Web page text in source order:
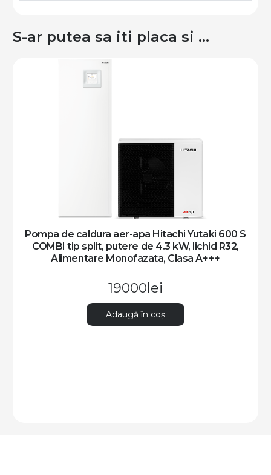
S-ar putea sa iti placa si …
Pompa de caldura aer-apa Hitachi Yutaki 600 S
COMBI tip split, putere de 6 kW, lichid R32,
Alimentare Monofazata, Clasa A+++
19350lei
Adaugă în coș